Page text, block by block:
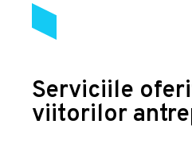
Serviciile
viitorilor